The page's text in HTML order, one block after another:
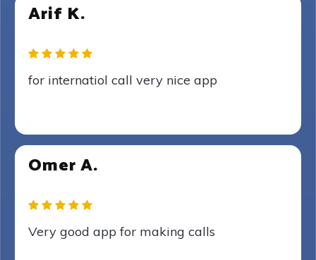
Arif K.
for internatiol call very nice app
Omer A.
Very good app for making calls